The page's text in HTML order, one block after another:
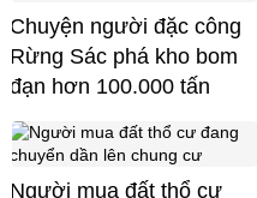
Chuyện người đặc công
Rừng Sác phá kho bom
đạn hơn 100.000 tấn
Người mua đất thổ cư